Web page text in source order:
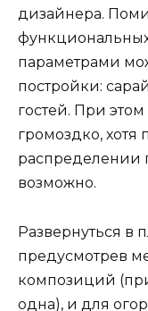
дизайнера.
функциональных
параметрами
постройки:
гостей. При
громоздко,
распределении
возможно.
Развернуться в
предусмотрев
композиций
одна), и для